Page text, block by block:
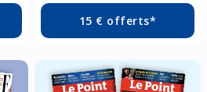
15 € offerts*